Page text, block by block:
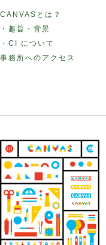
CANVASとは？
・趣旨・背景
・CI について
事務所へのアクセス